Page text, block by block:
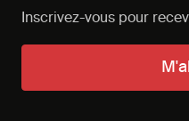
Inscrivez-vous pour